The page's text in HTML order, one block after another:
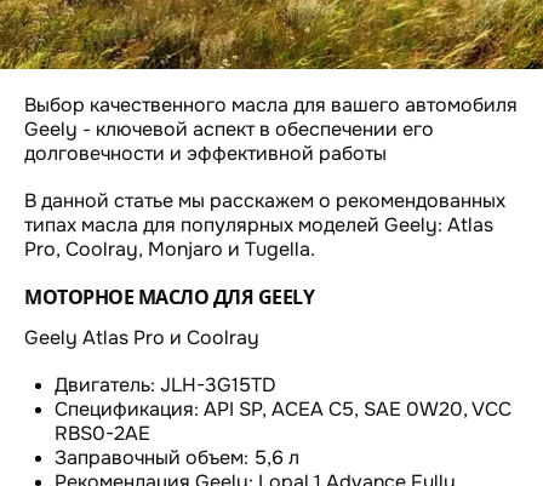
Выбор качественного масла для вашего автомобиля
Geely - ключевой аспект в обеспечении его
долговечности и эффективной работы
В данной статье мы расскажем о рекомендованных
типах масла для популярных моделей Geely: Atlas
Pro, Coolray, Monjaro и Tugella.
МОТОРНОЕ МАСЛО ДЛЯ GEELY
Geely Atlas Pro и Coolray
Двигатель: JLH-3G15TD
Спецификация: API SP, ACEA C5, SAE 0W20, VCC
RBS0-2AE
Заправочный объем: 5,6 л